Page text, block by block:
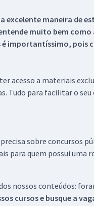
excelente maneira de
muito bem
importantíssimo, pois
acesso a materiais
Tudo para facilitar o
sobre concursos
para quem possui
nossos conteúdos:
cursos e busque a